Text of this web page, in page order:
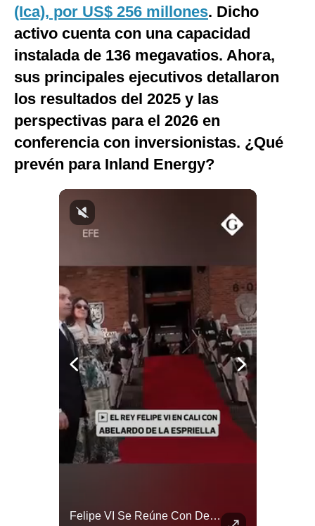
(Ica), por US$ 256 millones. Dicho
activo cuenta con una capacidad
instalada de 136 megavatios. Ahora,
sus principales ejecutivos detallaron
los resultados del 2025 y las
perspectivas para el 2026 en
conferencia con inversionistas. ¿Qué
prevén para Inland Energy?
Felipe VI Se Reúne Con De La Espriella Antes De La Investidura | Gestión Mundo